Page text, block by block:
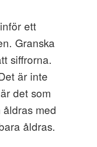
ett
Granska
siffrorna.
är inte
det som
med
åldras.